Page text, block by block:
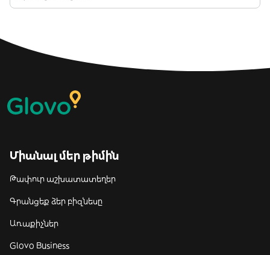
Միանալ մեր թիմին
Թափուր աշխատատեղեր
Գրանցեք ձեր բիզնեսը
Առաքիչներ
Glovo Business